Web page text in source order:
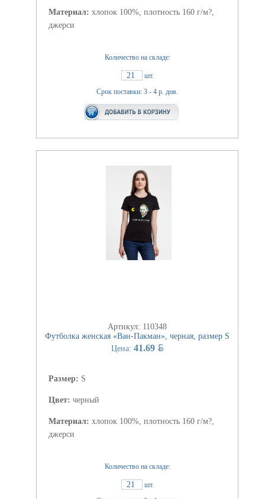
Материал: хлопок 100%, плотность 160 г/м?,
джерси
Количество на складе:
21
шт.
Срок поставки: 3 - 4 р. дня.
Артикул: 110348
Футболка женская «Ван-Пакман», черная, размер S
Цена: 41.69 BYN
Размер: S
Цвет: черный
Материал: хлопок 100%, плотность 160 г/м?,
джерси
Количество на складе:
21
шт.